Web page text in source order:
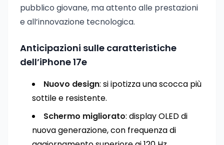
pubblico giovane, ma attento alle prestazioni
e all’innovazione tecnologica.
Anticipazioni sulle caratteristiche
dell’iPhone 17e
Nuovo design: si ipotizza una scocca più
sottile e resistente.
Schermo migliorato: display OLED di
nuova generazione, con frequenza di